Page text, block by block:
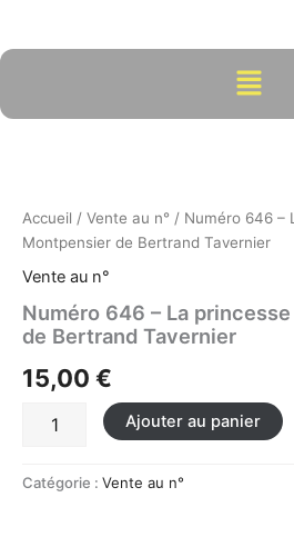
contenu
Menu
Accueil / Vente au n° / Numéro 646 –
Montpensier de Bertrand Tavernier
Vente au n°
Numéro 646 – La
de Bertrand Tavernier
15,00 €
-
La
de
Montpensier
de
Tavernier
Ajouter au panier
Catégorie : Vente au n°